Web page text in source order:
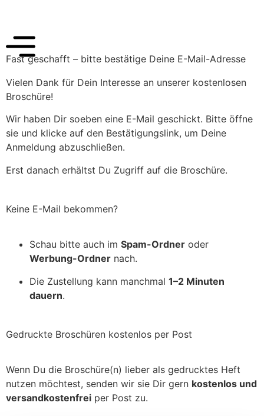
Fast geschafft – bitte bestätige Deine E-Mail-Adresse
Vielen Dank für Dein Interesse an unserer kostenlosen
Broschüre!
Wir haben Dir soeben eine E-Mail geschickt. Bitte öffne
sie und klicke auf den Bestätigungslink, um Deine
Anmeldung abzuschließen.
Erst danach erhältst Du Zugriff auf die Broschüre.
Keine E-Mail bekommen?
Schau bitte auch im Spam-Ordner oder
Werbung-Ordner nach.
Die Zustellung kann manchmal 1–2 Minuten
dauern.
Gedruckte Broschüren kostenlos per Post
Wenn Du die Broschüre(n) lieber als gedrucktes Heft
nutzen möchtest, senden wir sie Dir gern kostenlos und
versandkostenfrei per Post zu.